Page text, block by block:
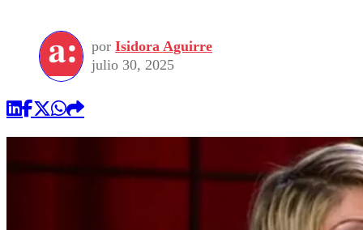
por Isidora Aguirre
julio 30, 2025